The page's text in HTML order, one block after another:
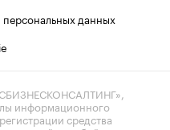
данных
информационного
средства